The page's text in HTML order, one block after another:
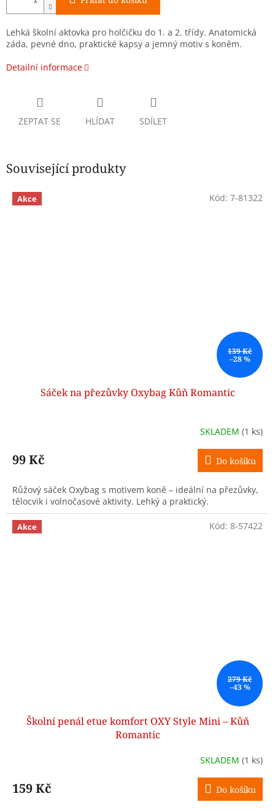
Lehká školní aktovka pro holčičku do 1. a 2. třídy. Anatomická
záda, pevné dno, praktické kapsy a jemný motiv s koněm.
Detailní informace
ZEPTAT SE HLÍDAT SDÍLET
Související produkty
Akce
139 Kč
–28 %
Sáček na přezůvky Oxybag Kůň Romantic
SKLADEM (1 ks)
99 Kč Do košíku
Růžový sáček Oxybag s motivem koně – ideální na přezůvky,
tělocvik i volnočasové aktivity. Lehký a praktický.
Kód: 7-81322
Akce
279 Kč
–43 %
Školní penál etue komfort OXY Style Mini – Kůň
Romantic
SKLADEM (1 ks)
159 Kč Do košíku
Kód: 8-57422